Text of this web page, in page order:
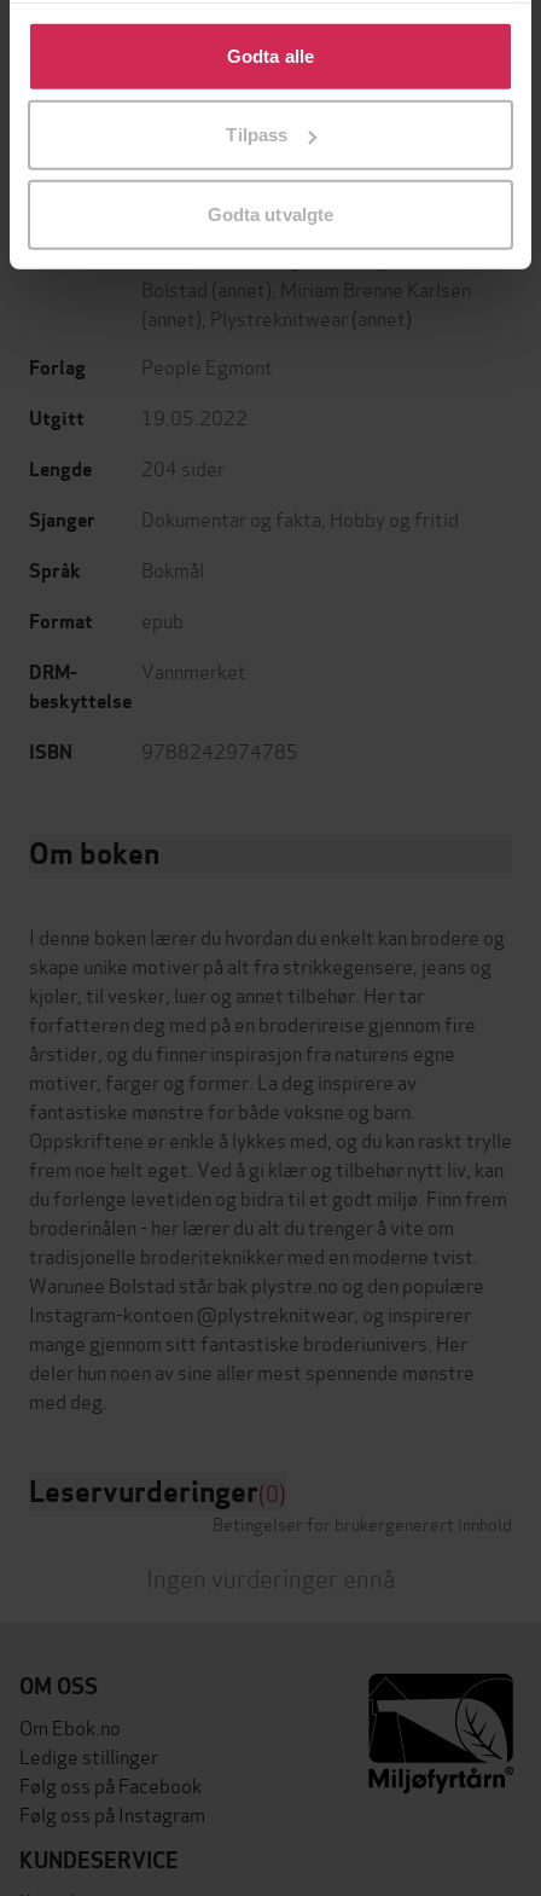
Klikk på «Godta alle» for å gi oss ditt samtykke til å
bruke cookies for alle disse formålene. Du kan også
tilpasse ditt samtykke til spesifikke formål ved å klikke
Godta alle
Tilpass
Godta utvalgte
Jo Nesbø
Terje Bjøranger
Undertittel skap unike klær og tilbehør inspirert av
årstidene
Warunee Bolstad(forfatter),Warunee
Bolstad (annet), Miriam Brenne Karlsen
(annet), Plystreknitwear (annet)
Forlag People Egmont
Utgitt 19.05.2022
Lengde 204 sider
Sjanger Dokumentar og fakta Hobby og fritid
Språk Bokmål
Format epub
DRM-
beskyttelse
Vannmerket
ISBN 9788242974785
Om boken
I denne boken lærer du hvordan du enkelt kan brodere og
skape unike motiver på alt fra strikkegensere, jeans og
kjoler, til vesker, luer og annet tilbehør. Her tar
forfatteren deg med på en broderireise gjennom fire
årstider, og du finner inspirasjon fra naturens egne
motiver, farger og former. La deg inspirere av
fantastiske mønstre for både voksne og barn.
Oppskriftene er enkle å lykkes med, og du kan raskt trylle
frem noe helt eget. Ved å gi klær og tilbehør nytt liv, kan
du forlenge levetiden og bidra til et godt miljø. Finn frem
broderinålen - her lærer du alt du trenger å vite om
tradisjonelle broderiteknikker med en moderne tvist.
Warunee Bolstad står bak plystre.no og den populære
Instagram-kontoen @plystreknitwear, og inspirerer
mange gjennom sitt fantastiske broderiunivers. Her
deler hun noen av sine aller mest spennende mønstre
Leservurderinger(0)
Betingelser for brukergenerert innhold
Ingen vurderinger ennå
OM OSS
Om Ebok.no
Ledige stillinger
Følg oss på Facebook
Følg oss på Instagram
KUNDESERVICE